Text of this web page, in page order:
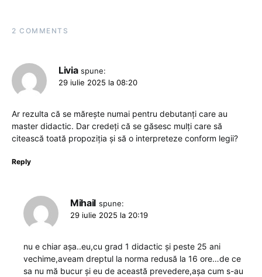
2 COMMENTS
Livia spune:
29 iulie 2025 la 08:20
Ar rezulta că se mărește numai pentru debutanți care au
master didactic. Dar credeți că se găsesc mulți care să
citească toată propoziția și să o interpreteze conform legii?
Reply
Mihail spune:
29 iulie 2025 la 20:19
nu e chiar așa..eu,cu grad 1 didactic și peste 25 ani
vechime,aveam dreptul la norma redusă la 16 ore…de ce
sa nu mă bucur și eu de această prevedere,așa cum s-au